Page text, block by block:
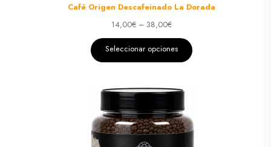
Café Origen Descafeinado La Dorada
14,00€ – 38,00€
Seleccionar opciones